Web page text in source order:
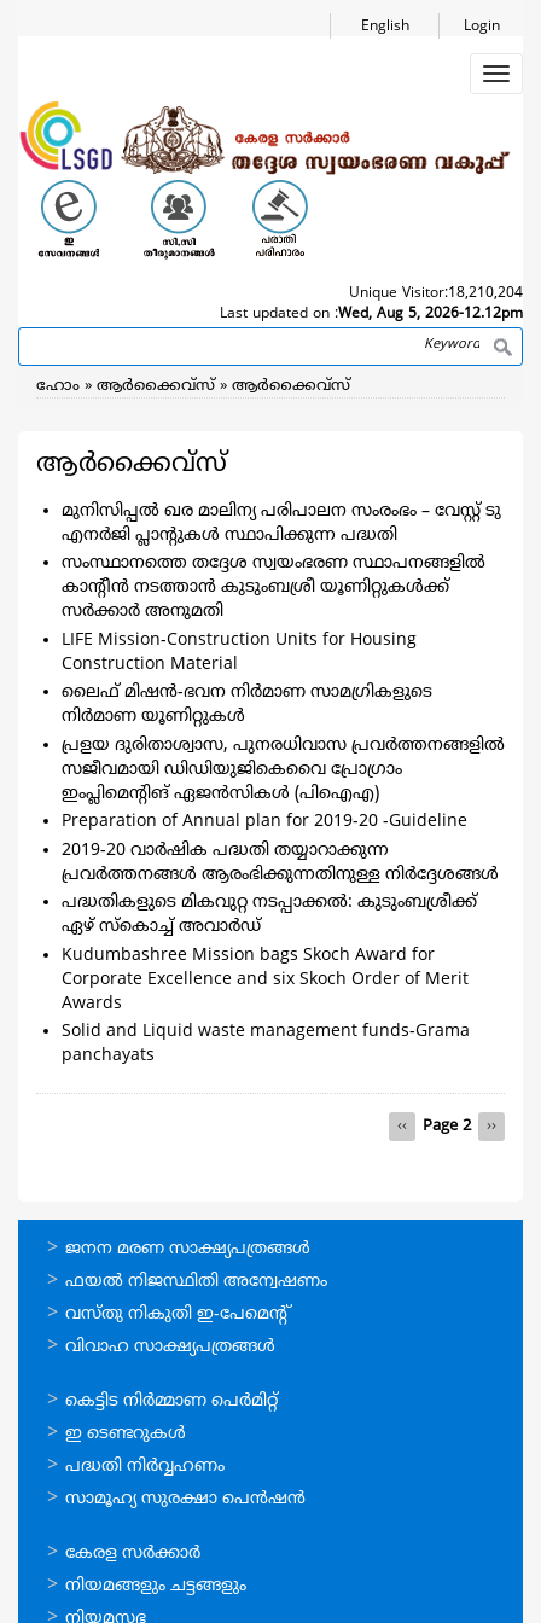
Login
English
Unique Visitor:18,210,204
Last updated on :Wed, Aug 5, 2026-12.12pm
Search
Breadcrumb
ഹോം ആര്‍ക്കൈവ്സ് ആര്‍ക്കൈവ്സ്
ആര്‍ക്കൈവ്സ്
മുനിസിപ്പല്‍ ഖര മാലിന്യ പരിപാലന സംരംഭം – വേസ്റ്റ് ടു
എനര്‍ജി പ്ലാന്റുകള്‍ സ്ഥാപിക്കുന്ന പദ്ധതി
സംസ്ഥാനത്തെ തദ്ദേശ സ്വയംഭരണ സ്ഥാപനങ്ങളില്‍
കാന്‍റീന്‍ നടത്താന്‍ കുടുംബശ്രീ യൂണിറ്റുകള്‍ക്ക്
സര്‍ക്കാര്‍ അനുമതി
LIFE Mission-Construction Units for Housing
Construction Material
ലൈഫ് മിഷന്‍-ഭവന നിര്‍മാണ സാമഗ്രികളുടെ
നിര്‍മാണ യൂണിറ്റുകള്‍
പ്രളയ ദുരിതാശ്വാസ, പുനരധിവാസ പ്രവര്‍ത്തനങ്ങളില്‍
സജീവമായി ഡിഡിയുജികെവൈ പ്രോഗ്രാം
ഇംപ്ലിമെന്‍റിങ് ഏജന്‍സികള്‍ (പിഐഎ)
Preparation of Annual plan for 2019-20 -Guideline
2019-20 വാര്‍ഷിക പദ്ധതി തയ്യാറാക്കുന്ന
പ്രവര്‍ത്തനങ്ങള്‍ ആരംഭിക്കുന്നതിനുള്ള നിര്‍ദ്ദേശങ്ങള്‍
പദ്ധതികളുടെ മികവുറ്റ നടപ്പാക്കല്‍: കുടുംബശ്രീക്ക്
ഏഴ് സ്കൊച്ച് അവാര്‍ഡ്
Kudumbashree Mission bags Skoch Award for
Corporate Excellence and six Skoch Order of Merit
Awards
Solid and Liquid waste management funds-Grama
panchayats
Previous
‹‹ Page 2
Next
››
ഓണ്‍ലൈന്‍
സേവനങ്ങള്‍
ജനന മരണ സാക്ഷ്യപത്രങ്ങള്‍
ഫയല്‍ നിജസ്ഥിതി അന്വേഷണം
വസ്തു നികുതി ഇ-പേമെന്റ്
വിവാഹ സാക്ഷ്യപത്രങ്ങള്‍
ഓണ്‍ലൈന്‍
സേവനങ്ങള്‍
കെട്ടിട നിര്‍മ്മാണ പെര്‍മിറ്റ്‌
ഇ ടെണ്ടറുകള്‍
പദ്ധതി നിര്‍വ്വഹണം
സാമൂഹ്യ സുരക്ഷാ പെന്‍ഷന്‍
ഉപയോഗപ്രദമായ
കണ്ണികള്‍
കേരള സര്‍ക്കാര്‍
നിയമങ്ങളും ചട്ടങ്ങളും